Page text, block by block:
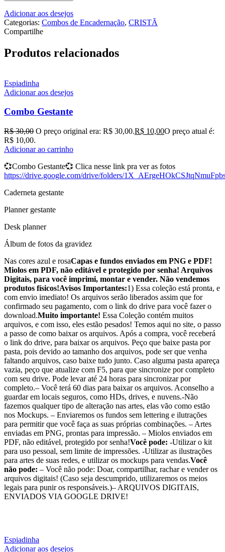
Adicionar aos desejos
Categorias: Combos de Encadernação, CRISTÃ
Compartilhe
Produtos relacionados
Espiadinha
Adicionar aos desejos
Combo Gestante
R$30,00 O preço original era: R$ 30,00.R$ 10,00O preço atual é:
R$ 10,00.
Adicionar ao carrinho
💞Combo Gestante💞 Clica nesse link pra ver as fotos
https://drive.google.com/drive/folders/
Caderneta gestante
Planner gestante
Desk planner
Álbum de fotos da gravidez
Nas cores azul e rosaCapas e fundos enviados em PNG e PDF!
Miolos em PDF, não editável e protegido por senha! Arquivos
Digitais, para você imprimi, montar e vender. Não vendemos
produtos físicos!Avisos Importantes:1) Essa coleção está pronta, e
com envio imediato! Os arquivos serão liberados assim que for
confirmado seu pagamento, com o link do drive para você fazer o
download.Muito importante! Essa Coleção contém muitos
arquivos, e com isso, eles estão pesados! Temos aqui no site, o passo
a passo de como baixar os arquivos. Após a compra, você receberá
o link do drive, para baixar os arquivos. Peço que baixe pasta por
pasta, pois devido ao tamanho dos arquivos, pode ser que venha
faltando arquivos, caso baixe tudo junto. Caso alguma pasta apareça
vazia, peço que atualize com F5, para que sincronize por completo
com seu drive. Pode levar até 24 horas para sincronizar por
completo.– Você terá 60 dias para baixar os arquivos. Aconselho a
guardar em locais seguros, como HDs, drives, e nuvens.-Não
fazemos qualquer tipo de alteração nas artes, elas vão como estão
nos Mockups. – Enviaremos os fundos sem lettering e ilutrações
para permitir que você faça as suas próprias combinações. – Artes
enviadas em PNG, prontas para impressão. – Miolos enviados em
PDF, não editável, protegido por senha!Você pode: -Utilizar o kit
para uso pessoal, sem limite de impressões. -Utilizar as ilustrações
para artes de suas redes, e utilizar os mockups para vendas.Você
não pode: – Você não pode: Doar, compartilhar, rachar e vender os
arquivos digitais! (Caso seja descumprido, utilizaremos os meios
legais para punir os responsáveis.)– ARQUIVOS DIGITAIS,
ENVIADOS VIA GOOGLE DRIVE!
Espiadinha
Adicionar aos desejos